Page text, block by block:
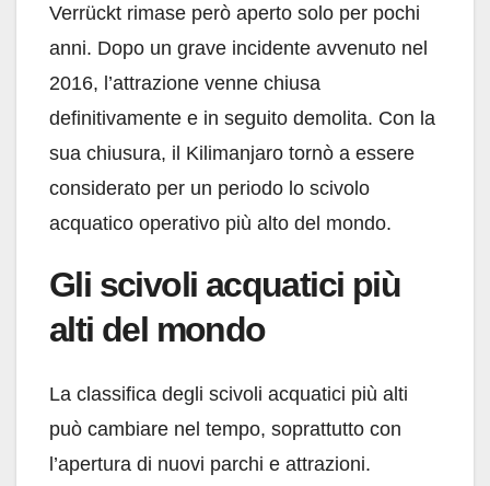
Verrückt rimase però aperto solo per pochi
anni. Dopo un grave incidente avvenuto nel
2016, l’attrazione venne chiusa
definitivamente e in seguito demolita. Con la
sua chiusura, il Kilimanjaro tornò a essere
considerato per un periodo lo scivolo
acquatico operativo più alto del mondo.
Gli scivoli acquatici più
alti del mondo
La classifica degli scivoli acquatici più alti
può cambiare nel tempo, soprattutto con
l’apertura di nuovi parchi e attrazioni.